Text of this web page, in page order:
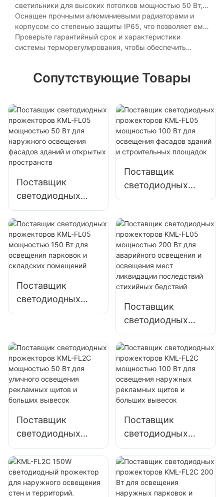
светильники для высоких потолков мощностью 50 Вт,
произведенные в Китае, служат до 50 000 часов, что
позволяет сократить частоту замены в
труднодоступных местах.
Оснащен прочными алюминиевыми радиаторами и
корпусом со степенью защиты IP65, что позволяет ему
выдерживать воздействие пыли, влаги и вибраций в
сложных условиях эксплуатации.
Проверьте гарантийный срок и характеристики
системы терморегулирования, чтобы обеспечить
Сопутствующие Товары
Поставщик
светодиодных
прожекторов
KML-FL05
мощностью 50 Вт
для наружного
освещения
открытых
пространств
Поставщик
светодиодных
прожекторов
мощностью 100
Вт для освещения
фасадов зданий и
строительных
площадок
Поставщик
светодиодных
прожекторов
мощностью 150
Вт для освещения
парковок и
складских
помещений
Поставщик
светодиодных
прожекторов
KML-FL05
мощностью 200
Вт для аварийного
освещения и
освещения мест
ликвидации
последствий
стихийных
бедствий
Поставщик
светодиодных
прожекторов
KML-FL2C
мощностью 50 Вт
для уличного
Поставщик
светодиодных
прожекторов
KML-FL2C
мощностью 100
Вт для освещения